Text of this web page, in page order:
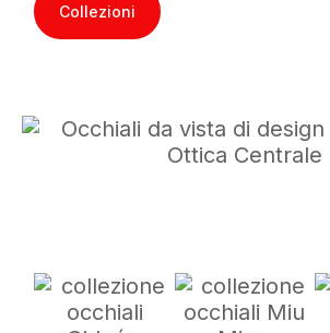
Collezioni